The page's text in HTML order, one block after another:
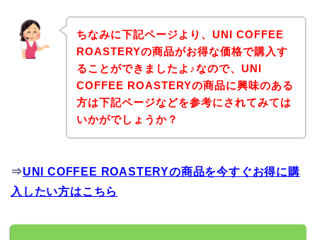
ちなみに下記ページより、UNI COFFEE
ROASTERYの商品がお得な価格で購入す
ることができましたよ♪なので、UNI
COFFEE ROASTERYの商品に興味のある
方は下記ページなどを参考にされてみては
いかがでしょうか？
⇒UNI COFFEE ROASTERYの商品を今すぐお得に購
入したい方はこちら